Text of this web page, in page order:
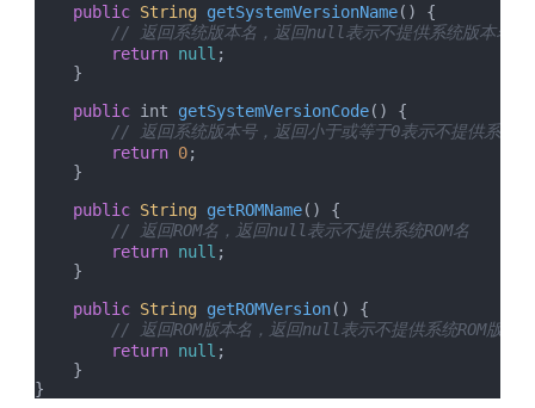
public String getSystemVersionName( ) {
// 返回系统版本名，返回null表示不提供系统版本名
return null ;
    }
public int getSystemVersionCode( ) {
// 返回系统版本号，返回小于或等于0表示不提供系统
return 0;
    }
public String getROMName( ) {
// 返回ROM名，返回null表示不提供系统ROM名
return null ;
    }
public String getROMVersion( ) {
// 返回ROM版本名，返回null表示不提供系统ROM版本名
return null ;
    }